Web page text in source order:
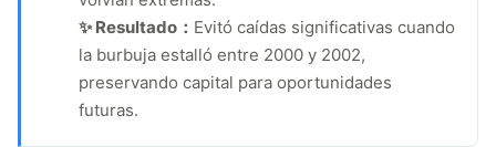
✨ Resultado： Evitó caídas significativas cuando
la burbuja estalló entre 2000 y 2002,
preservando capital para oportunidades
futuras.